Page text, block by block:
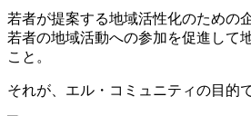
若者が提案する地域活性化のための
若者の地域活動への参加を促進して
こと。
それが、エル・コミュニティの目的で